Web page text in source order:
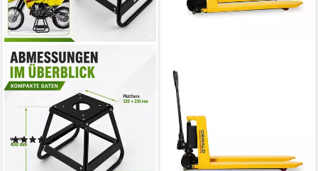
TRUTZHOLM
Hydraulikheber Dirtbike
Montagehocker 200 kg 400
mm schwarz
pulverbeschichtet kompakt
(3)
39,99 €
lieferbar - in 2-3 Werktagen bei dir
Gabelhubwagen
Scherenhubwagen SC1000 1
t Tragkraft, 800 mm Hubhöhe
1000 kg, (SC1500)
649,00 €
18,84 €mtl. in 48 Raten
lieferbar - in 2-3 Werktagen bei dir